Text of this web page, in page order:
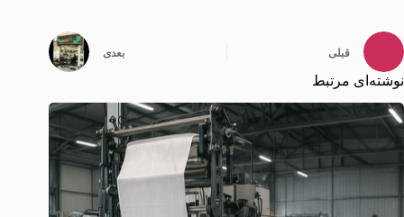
قبلی بعدی
نوشته‌ای مرتبط